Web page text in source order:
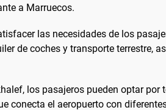
a Marruecos.
las necesidades de los
de coches y transporte terrestre,
los pasajeros pueden optar
conecta el aeropuerto con